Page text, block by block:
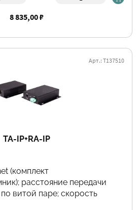
8 835,00 ₽
TA-IP+RA-IP
Арт.: Т137510
(комплект
расстояние передачи
витой паре; скорость